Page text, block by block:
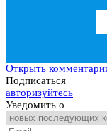
Открыть
Подписаться
авторизуйтесь
Уведомить о